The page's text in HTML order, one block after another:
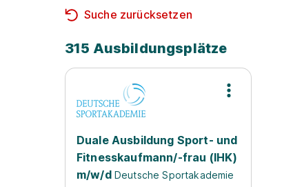
Suche zurücksetzen
315 Ausbildungsplätze
Duale Ausbildung Sport- und
Fitnesskaufmann/-frau (IHK)
m/w/d Deutsche Sportakademie